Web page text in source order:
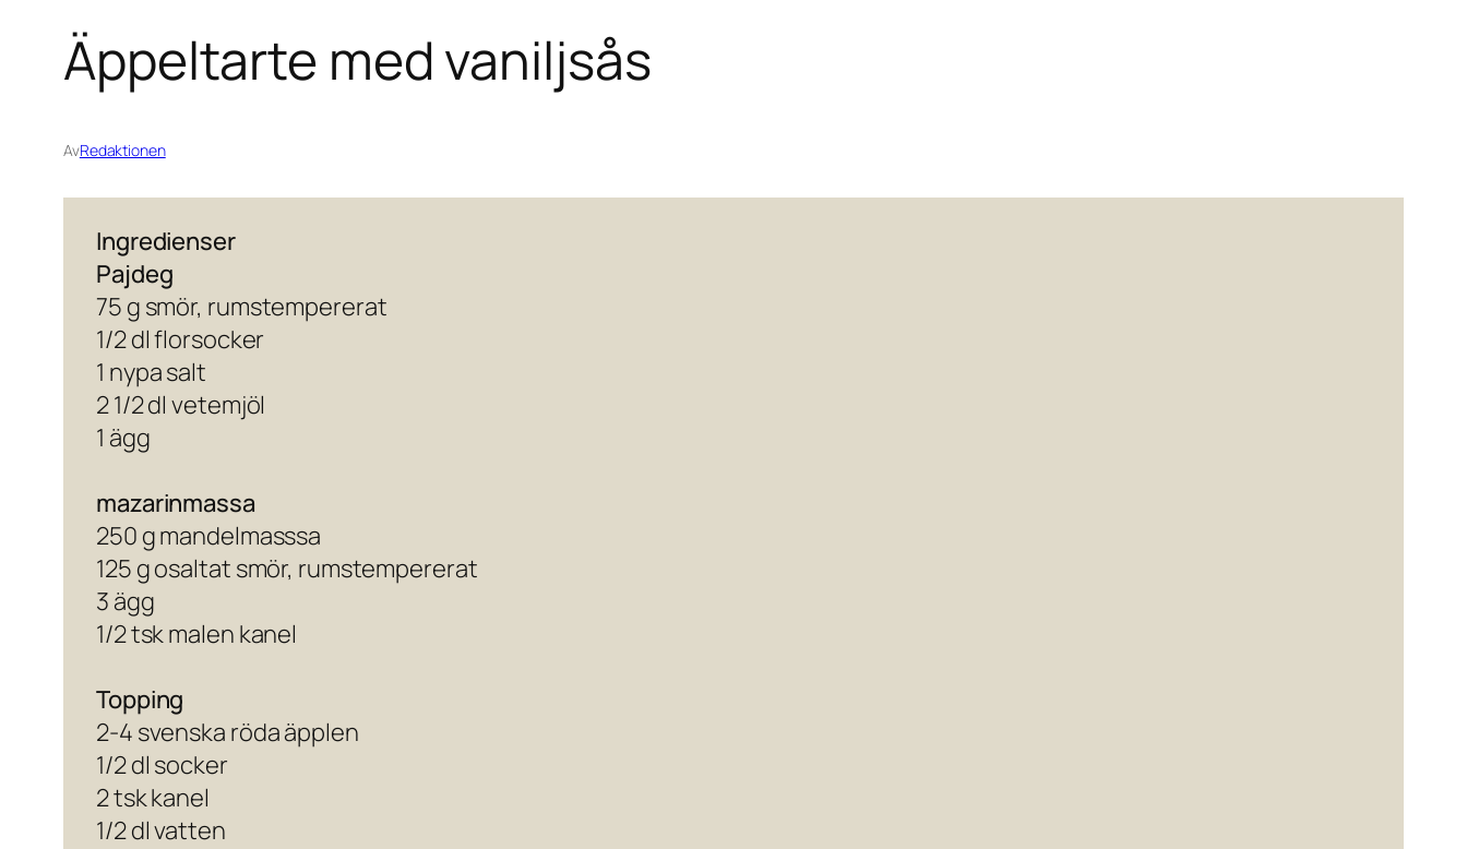
Äppeltarte med vaniljsås
AvRedaktionen
Ingredienser
Pajdeg
75 g smör, rumstempererat
1/2 dl florsocker
1 nypa salt
2 1/2 dl vetemjöl
1 ägg
mazarinmassa
250 g mandelmasssa
125 g osaltat smör, rumstempererat
3 ägg
1/2 tsk malen kanel
Topping
2-4 svenska röda äpplen
1/2 dl socker
2 tsk kanel
1/2 dl vatten